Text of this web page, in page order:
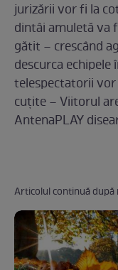
jurizării vor fi la
dintâi amuletă va
gătit – crescând
descurca
telespectatorii
cuțite – Viitorul
AntenaPLAY
Articolul continuă